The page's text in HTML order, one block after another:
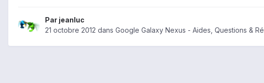
Par jeanluc
21 octobre 2012 dans Google Galaxy Nexus - Aides, Questions &